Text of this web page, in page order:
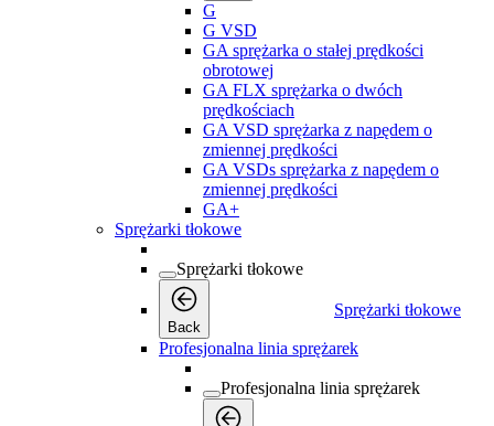
G
G VSD
GA sprężarka o stałej prędkości
obrotowej
GA FLX sprężarka o dwóch
prędkościach
GA VSD sprężarka z napędem o
zmiennej prędkości
GA VSDs sprężarka z napędem o
zmiennej prędkości
GA+
Sprężarki tłokowe
Sprężarki tłokowe
Back
Sprężarki tłokowe
Profesjonalna linia sprężarek
Profesjonalna linia sprężarek